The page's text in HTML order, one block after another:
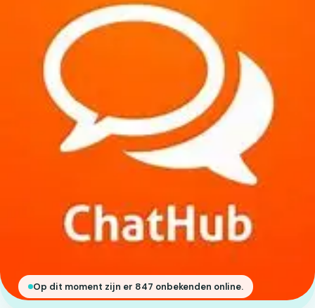
Op dit moment zijn er 847 onbekenden online.